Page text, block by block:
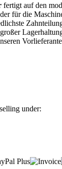
fertigt auf den
für die
under: